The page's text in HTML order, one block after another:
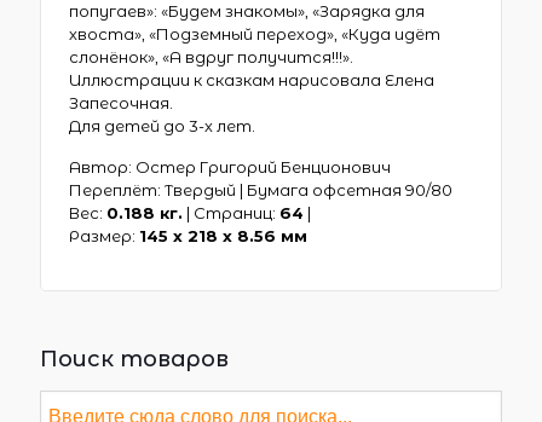
попугаев»: «Будем знакомы», «Зарядка для
хвоста», «Подземный переход», «Куда идёт
слонёнок», «А вдруг получится!!!».
Иллюстрации к сказкам нарисовала Елена
Запесочная.
Для детей до 3-х лет.
Автор: Остер Григорий Бенционович
Переплёт: Твердый | Бумага офсетная 90/80
Вес: 0.188 кг. | Страниц: 64 |
Размер: 145 х 218 x 8.56 мм
Поиск товаров